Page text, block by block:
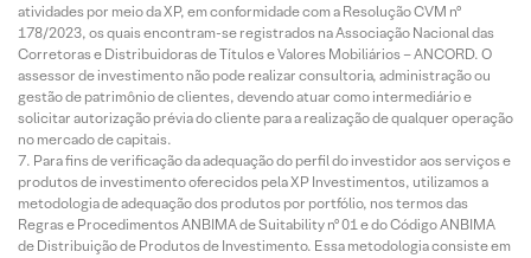
atividades por meio da XP, em conformidade com a Resolução CVM nº
178/2023, os quais encontram-se registrados na Associação Nacional das
Corretoras e Distribuidoras de Títulos e Valores Mobiliários – ANCORD. O
assessor de investimento não pode realizar consultoria, administração ou
gestão de patrimônio de clientes, devendo atuar como intermediário e
solicitar autorização prévia do cliente para a realização de qualquer operação
no mercado de capitais.
Para fins de verificação da adequação do perfil do investidor aos serviços e
produtos de investimento oferecidos pela XP Investimentos, utilizamos a
metodologia de adequação dos produtos por portfólio, nos termos das
Regras e Procedimentos ANBIMA de Suitability nº 01 e do Código ANBIMA
de Distribuição de Produtos de Investimento. Essa metodologia consiste em